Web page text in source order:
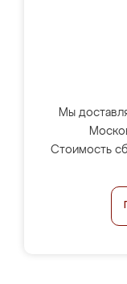
Мы
Стоимость